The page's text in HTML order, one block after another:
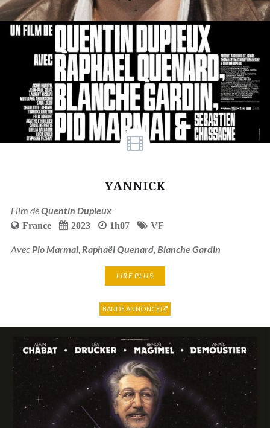
YANNICK
Film deQuentin Dupieux
France 2023 1h07 VF
Avec Pio Marmai, Raphaël Quenard, Blanche Gardin
LIRE PLUS
BANDE ANNONCE